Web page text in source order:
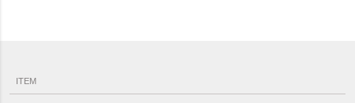
ITEM